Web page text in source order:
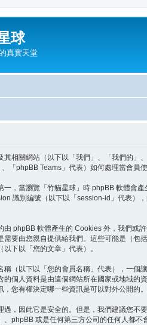
球
真實天堂
相關網站（以下以「我們」、「我們的
「phpBB Teams」代表）如何處理當會
，當瀏覽「竹貓星球」時 phpBB 軟體會
識別編號（以下以「session-id」代表）
phpBB 軟體產生的 Cookies 外，我們或
要由您親自提供給我們。這些可能是（
下以「您的文章」代表）。
（以下以「您的會員名稱」代表），一
個人資料是由這個網站所在國家或地域
您有權決定哪一些資訊是可以對外公開的
，因此它是安全的。但是，我們建議您
phpBB 或是任何第三方公司的任何人都